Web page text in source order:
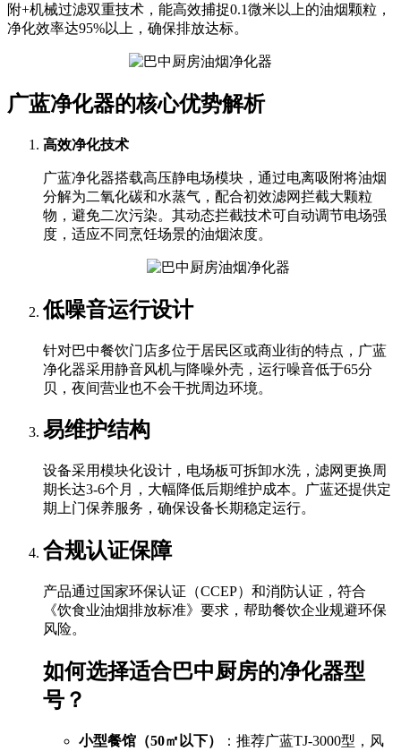
附+机械过滤双重技术，能高效捕捉0.1微米以上的油烟颗粒，
净化效率达95%以上，确保排放达标。
广蓝净化器的核心优势解析
高效净化技术
广蓝净化器搭载高压静电场模块，通过电离吸附将油烟
分解为二氧化碳和水蒸气，配合初效滤网拦截大颗粒
物，避免二次污染。其动态拦截技术可自动调节电场强
度，适应不同烹饪场景的油烟浓度。
低噪音运行设计
针对巴中餐饮门店多位于居民区或商业街的特点，广蓝
净化器采用静音风机与降噪外壳，运行噪音低于65分
贝，夜间营业也不会干扰周边环境。
易维护结构
设备采用模块化设计，电场板可拆卸水洗，滤网更换周
期长达3-6个月，大幅降低后期维护成本。广蓝还提供定
期上门保养服务，确保设备长期稳定运行。
合规认证保障
产品通过国家环保认证（CCEP）和消防认证，符合
《饮食业油烟排放标准》要求，帮助餐饮企业规避环保
风险。
如何选择适合巴中厨房的净化器型
号？
小型餐馆（50㎡以下）
：推荐广蓝TJ-3000型，风